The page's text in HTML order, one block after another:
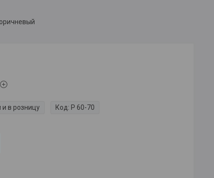
в розницу Код: P 60-70